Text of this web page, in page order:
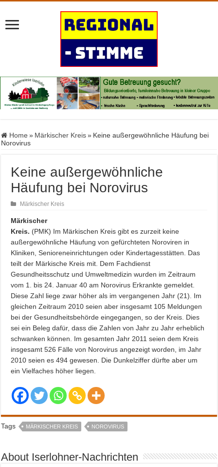
Home » Märkischer Kreis » Keine außergewöhnliche Häufung bei
Norovirus
Keine außergewöhnliche
Häufung bei Norovirus
Märkischer Kreis
Märkischer
Kreis. (PMK) Im Märkischen Kreis gibt es zurzeit keine
außergewöhnliche Häufung von gefürchteten Noroviren in
Kliniken, Senioreneinrichtungen oder Kindertagesstätten. Das
teilt der Märkische Kreis mit. Dem Fachdienst
Gesundheitsschutz und Umweltmedizin wurden im Zeitraum
vom 1. bis 24. Januar 40 am Norovirus Erkrankte gemeldet.
Diese Zahl liege zwar höher als im vergangenen Jahr (21). Im
gleichen Zeitraum 2010 seien aber insgesamt 105 Meldungen
bei der Gesundheitsbehörde eingegangen, so der Kreis. Dies
sei ein Beleg dafür, dass die Zahlen von Jahr zu Jahr erheblich
schwanken können. Im gesamten Jahr 2011 seien dem Kreis
insgesamt 526 Fälle von Norovirus angezeigt worden, im Jahr
2010 seien es 494 gewesen. Die Dunkelziffer dürfte aber um
ein Vielfaches höher liegen.
Tags MÄRKISCHER KREIS NOROVIRUS
About Iserlohner-Nachrichten